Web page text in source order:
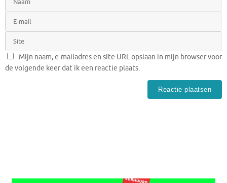
Mijn naam, e-mailadres en site URL opslaan in mijn browser voor
de volgende keer dat ik een reactie plaats.